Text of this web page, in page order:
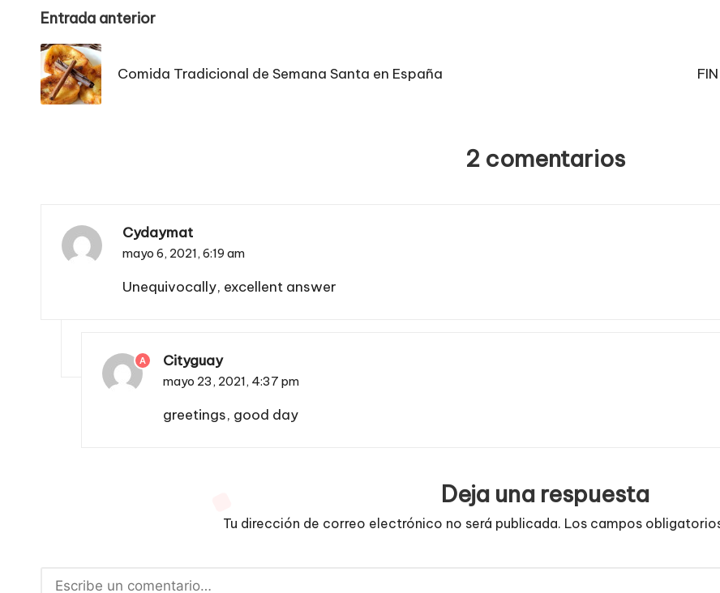
Navegación
de
entradas
Entrada anterior
Comida Tradicional de Semana Santa en España
2 comentarios
Cydaymat
mayo 6, 2021, 6:19 am
Unequivocally, excellent answer
A Cityguay
mayo 23, 2021, 4:37 pm
greetings, good day
Deja una respuesta
Tu dirección de correo electrónico no será publicada. Los campos